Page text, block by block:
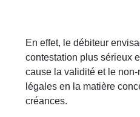
En effet, le débiteur
contestation plus sérieux
cause la validité et le
légales en la matière
créances.